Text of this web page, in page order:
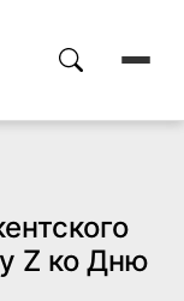
Z ко Дню